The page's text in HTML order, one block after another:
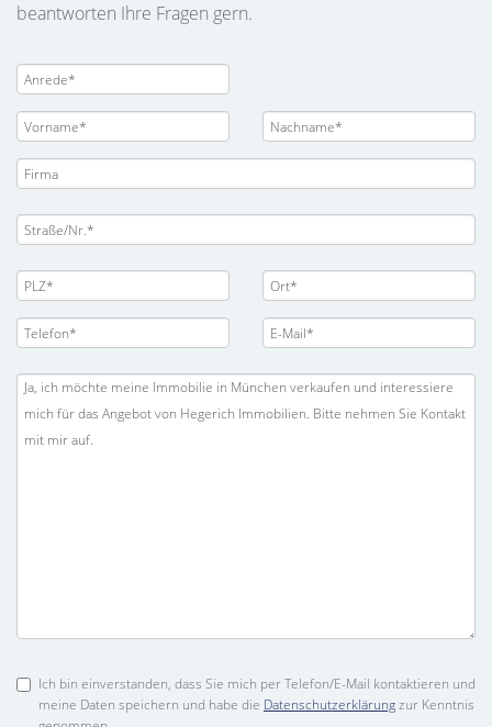
beantworten Ihre Fragen gern.
Ich bin einverstanden, dass Sie mich per Telefon/E-Mail kontaktieren und
meine Daten speichern und habe die Datenschutzerklärungzur Kenntnis